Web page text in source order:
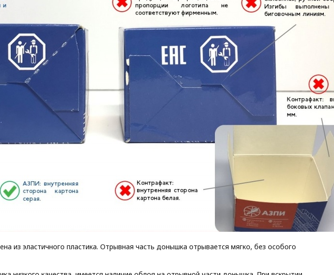
из эластичного пластика. Отрывная часть донышка отрывается мягко, без особого